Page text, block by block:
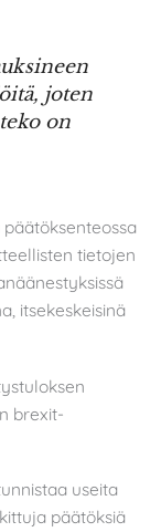
joten
on
tietojen
itsekeskeisinä
brexit-
useita
päätöksiä